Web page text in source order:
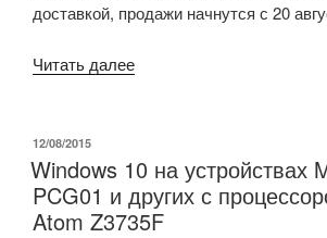
доставкой, продажи начнутся с 20
Читать далее«$39
HDMI
и
DC
ОПУБЛИКОВАНО
12/08/2015
Windows 10 на устройствах
PCG01 и других с
Atom Z3735F